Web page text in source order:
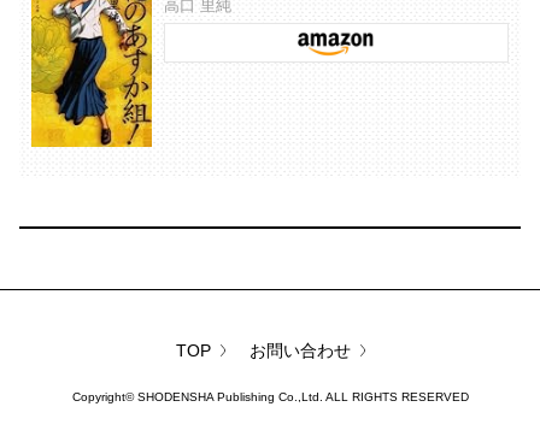
高口 里純
TOP お問い合わせ
Copyright©SHODENSHA Publishing Co.,Ltd. ALL RIGHTS RESERVED